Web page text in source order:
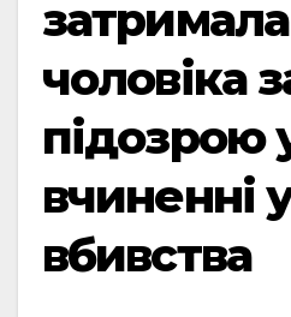
затримала
чоловіка
підозрою
вчиненні
вбивства